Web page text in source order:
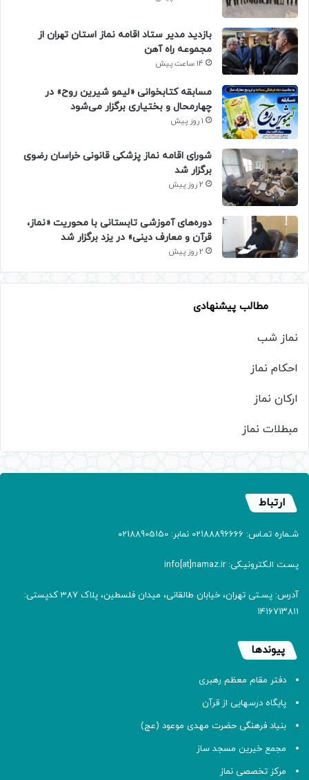
بازدید مدیر ستاد اقامه نماز استان تهران از
مجموعه راه آهن
14 ساعت پیش
مسابقه کتابخوانی «لیمو شیرین روح» در
چهارمحال و بختیاری برگزار می‌شود
1 روز پیش
شورای اقامه نماز پزشکی قانونی خراسان رضوی
برگزار شد
2 روز پیش
دوره‌های آموزشی تابستانی با محوریت «نماز،
قرآن و معارف دینی» در یزد برگزار شد
2 روز پیش
مطالب پیشنهادی
نماز شب
احکام نماز
ارکان نماز
مبطلات نماز
ارتباط
شـماره تمـاس: 02188896666 نمابر: 02188905150
پسـت الـکترونیـکی: info[at]namaz.ir
آدرس: پسـتی تهران، خیابان طالقانی، میدان فلسطین، پلاک 387 کدپستی:
۱۴۱۶۷۱۳۸۱۱
پیوندها
دفتر مقام معظم رهبری
پایگاه درسهایی از قرآن
بنیاد فرهنگی حضرت مهدی موعود (عج)
مجمع خیرین مسجد ساز
مرکز تخصصی نماز